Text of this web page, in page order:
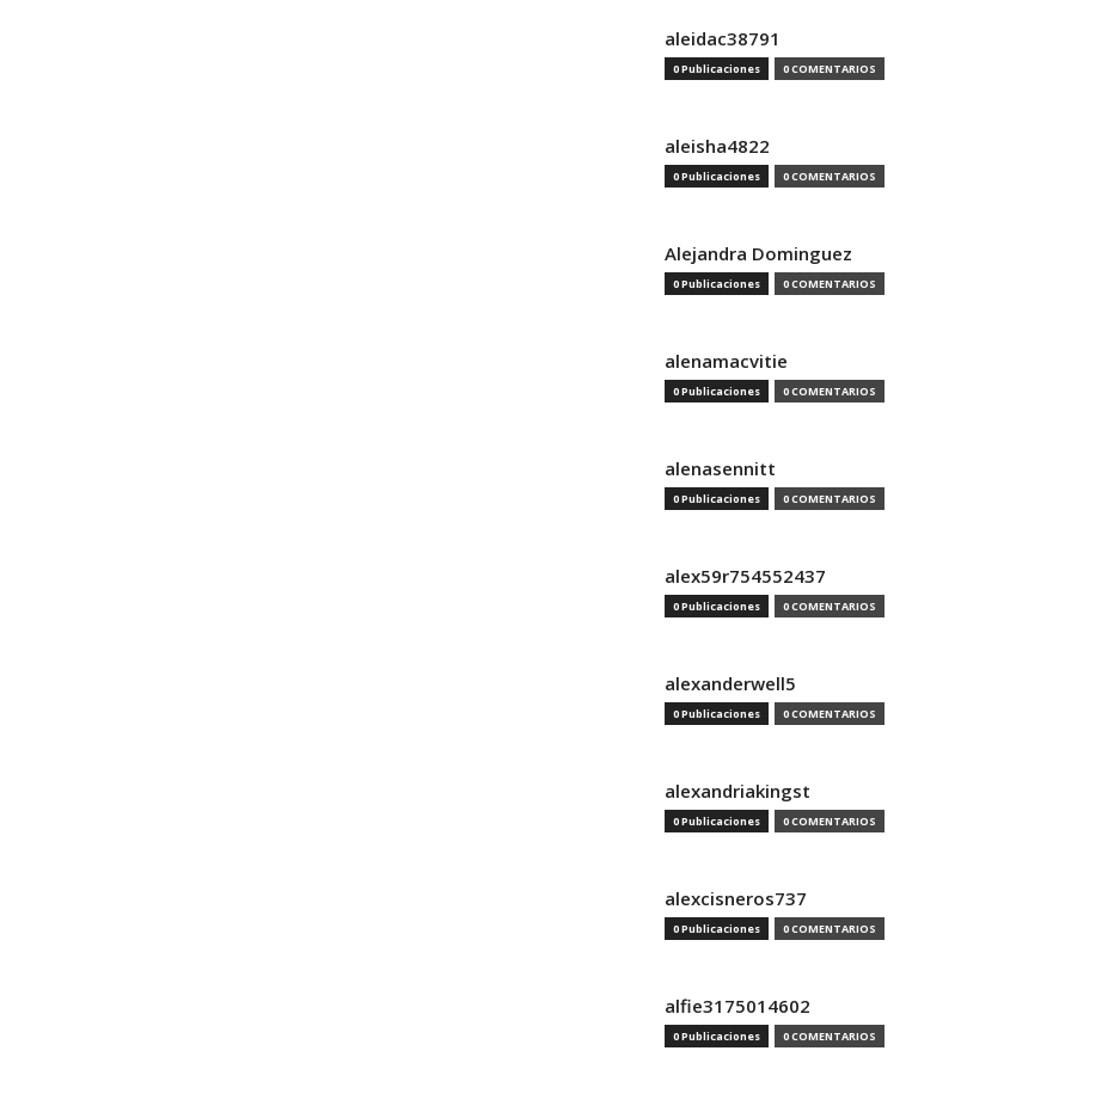
aleidac38791
0 Publicaciones 0 COMENTARIOS
aleisha4822
0 Publicaciones 0 COMENTARIOS
Alejandra Dominguez
0 Publicaciones 0 COMENTARIOS
alenamacvitie
0 Publicaciones 0 COMENTARIOS
alenasennitt
0 Publicaciones 0 COMENTARIOS
alex59r754552437
0 Publicaciones 0 COMENTARIOS
alexanderwell5
0 Publicaciones 0 COMENTARIOS
alexandriakingst
0 Publicaciones 0 COMENTARIOS
alexcisneros737
0 Publicaciones 0 COMENTARIOS
alfie3175014602
0 Publicaciones 0 COMENTARIOS